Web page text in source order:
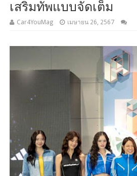
เสริมทัพแบบจัดเต็ม
Car4YouMag เมษายน 26, 2567